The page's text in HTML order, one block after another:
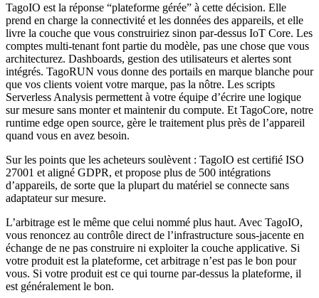
TagoIO est la réponse “plateforme gérée” à cette décision. Elle
prend en charge la connectivité et les données des appareils, et elle
livre la couche que vous construiriez sinon par-dessus IoT Core. Les
comptes multi-tenant font partie du modèle, pas une chose que vous
architecturez. Dashboards, gestion des utilisateurs et alertes sont
intégrés. TagoRUN vous donne des portails en marque blanche pour
que vos clients voient votre marque, pas la nôtre. Les scripts
Serverless Analysis permettent à votre équipe d’écrire une logique
sur mesure sans monter et maintenir du compute. Et TagoCore, notre
runtime edge open source, gère le traitement plus près de l’appareil
quand vous en avez besoin.
Sur les points que les acheteurs soulèvent : TagoIO est certifié ISO
27001 et aligné GDPR, et propose plus de 500 intégrations
d’appareils, de sorte que la plupart du matériel se connecte sans
adaptateur sur mesure.
L’arbitrage est le même que celui nommé plus haut. Avec TagoIO,
vous renoncez au contrôle direct de l’infrastructure sous-jacente en
échange de ne pas construire ni exploiter la couche applicative. Si
votre produit est la plateforme, cet arbitrage n’est pas le bon pour
vous. Si votre produit est ce qui tourne par-dessus la plateforme, il
est généralement le bon.